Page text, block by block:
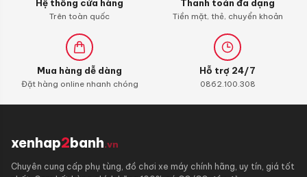
Hệ thống cửa hàng
Trên toàn quốc
Thanh toán đa dạng
Tiền mặt, thẻ, chuyển khoản
Mua hàng dễ dàng
Đặt hàng online nhanh chóng
Hỗ trợ 24/7
0862.100.308
xenhap2banh.vn
Chuyên cung cấp phụ tùng, đồ chơi xe máy chính hãng, uy tín, giá tốt